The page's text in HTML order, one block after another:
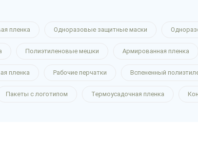
пленка Одноразовые защитные маски
Полиэтиленовые мешки Армированная пленка
пленка Рабочие перчатки Вспененный
Пакеты с логотипом Термоусадочная пленка